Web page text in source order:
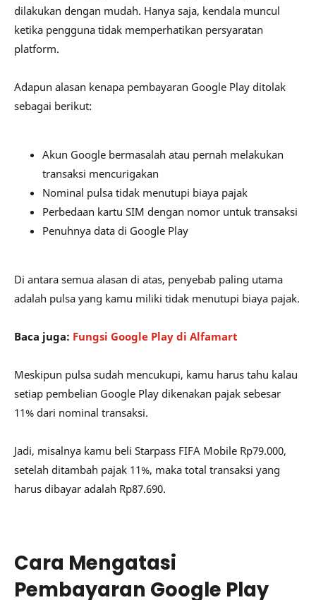
dilakukan dengan mudah. Hanya saja, kendala muncul
ketika pengguna tidak memperhatikan persyaratan
platform.
Adapun alasan kenapa pembayaran Google Play ditolak
sebagai berikut:
Akun Google bermasalah atau pernah melakukan
transaksi mencurigakan
Nominal pulsa tidak menutupi biaya pajak
Perbedaan kartu SIM dengan nomor untuk transaksi
Penuhnya data di Google Play
Di antara semua alasan di atas, penyebab paling utama
adalah pulsa yang kamu miliki tidak menutupi biaya pajak.
Baca juga: Fungsi Google Play di Alfamart
Meskipun pulsa sudah mencukupi, kamu harus tahu kalau
setiap pembelian Google Play dikenakan pajak sebesar
11% dari nominal transaksi.
Jadi, misalnya kamu beli Starpass FIFA Mobile Rp79.000,
setelah ditambah pajak 11%, maka total transaksi yang
harus dibayar adalah Rp87.690.
Cara Mengatasi
Pembayaran Google Play